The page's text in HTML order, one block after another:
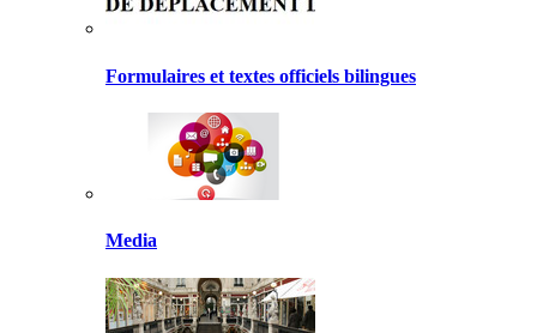
Formulaires et textes officiels bilingues
Media